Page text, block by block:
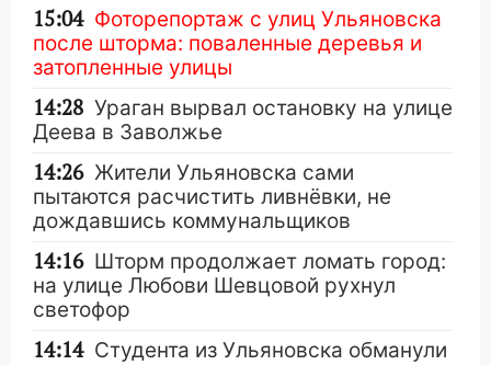
15:04 Фоторепортаж с улиц Ульяновска
после шторма: поваленные деревья и
затопленные улицы
14:28 Ураган вырвал остановку на улице
Деева в Заволжье
14:26 Жители Ульяновска сами
пытаются расчистить ливнёвки, не
дождавшись коммунальщиков
14:16 Шторм продолжает ломать город:
на улице Любови Шевцовой рухнул
светофор
14:14 Студента из Ульяновска обманули